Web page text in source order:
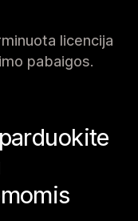
licencija
pabaigos.